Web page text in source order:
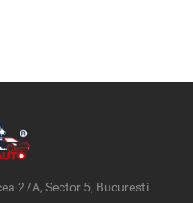
27A, Sector 5, Bucuresti